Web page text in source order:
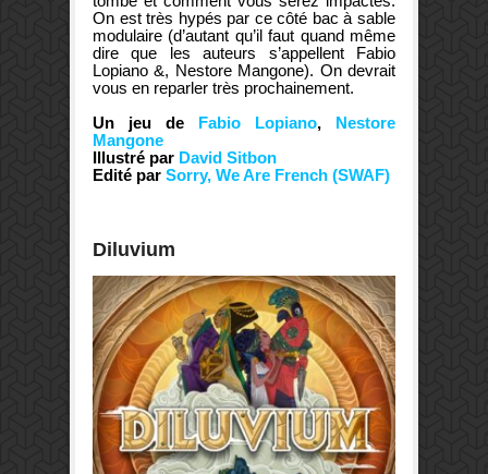
On est très hypés par ce côté bac à sable
modulaire (d’autant qu’il faut quand même
dire que les auteurs s’appellent Fabio
Lopiano &, Nestore Mangone). On devrait
vous en reparler très prochainement.
Un jeu de Fabio Lopiano, Nestore
Mangone
Illustré par David Sitbon
Edité par Sorry, We Are French (SWAF)
Diluvium